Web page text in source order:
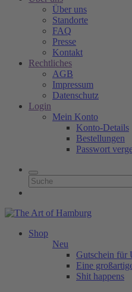
Über uns
Standorte
FAQ
Presse
Kontakt
Rechtliches
AGB
Impressum
Datenschutz
Login
Mein Konto
Konto-Details
Bestellungen
Passwort
Shop
Neu
Gutschein für
Eine
Shit happens